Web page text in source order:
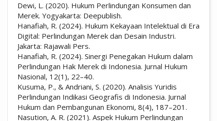
Dewi, L. (2020). Hukum Perlindungan Konsumen dan
Merek. Yogyakarta: Deepublish.
Hanafiah, R. (2024). Hukum Kekayaan Intelektual di Era
Digital: Perlindungan Merek dan Desain Industri.
Jakarta: Rajawali Pers.
Hanafiah, R. (2024). Sinergi Penegakan Hukum dalam
Perlindungan Hak Merek di Indonesia. Jurnal Hukum
Nasional, 12(1), 22–40.
Kusuma, P., & Andriani, S. (2020). Analisis Yuridis
Perlindungan Indikasi Geografis di Indonesia. Jurnal
Hukum dan Pembangunan Ekonomi, 8(4), 187–201.
Nasution, A. R. (2021). Aspek Hukum Perlindungan